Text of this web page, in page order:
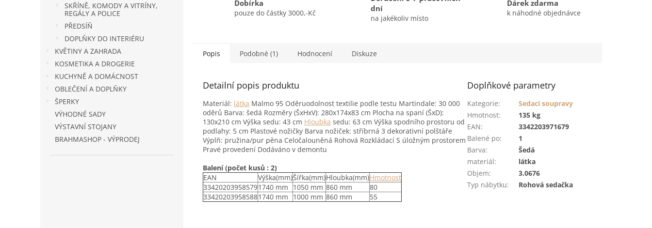
SKŘÍNĚ, KOMODY A VITRÍNY,
REGÁLY A POLICE
PŘEDSÍŇ
DOPLŇKY DO INTERIÉRU
KVĚTINY A ZAHRADA
KOSMETIKA A DROGERIE
KUCHYNĚ A DOMÁCNOST
OBLEČENÍ A DOPLŇKY
ŠPERKY
VÝHODNÉ SADY
VÝSTAVNÍ STOJANY
BRAHMASHOP - VÝPRODEJ
Dobírka
pouze do částky 3000,-Kč
dní
na jakékoliv místo
Dárek zdarma
k náhodné objednávce
Popis Podobné (1) Hodnocení Diskuze
Detailní popis produktu
Materiál: látka Malmo 95 Oděruodolnost textilie podle testu Martindale: 30 000
oděrů Barva: šedá Rozměry (ŠxHxV): 280x174x83 cm Plocha na spaní (ŠxD):
130x210 cm Výška sedu: 43 cm Hloubka sedu: 63 cm Výška spodního prostoru od
podlahy: 5 cm Plastové nožičky Barva nožiček: stříbrná 3 dekorativní polštáře
Výplň: pružina/pur pěna Celočalouněná Rohová Rozkládací S úložným prostorem
Pravé provedení Dodáváno v demontu
Balení (počet kusů : 2)
EAN
Výška(mm)Šířka(mm)Hloubka(mm)Hmotnost
334202039585791740 mm 1050 mm 860 mm
80
334202039585881740 mm 1000 mm 860 mm 55
Doplňkové parametry
Kategorie:
Sedací soupravy
Hmotnost:
135 kg
EAN:
3342203971679
Balené po:
1
Barva:
Šedá
materiál:
látka
Objem:
3.0676
Typ nábytku: Rohová sedačka